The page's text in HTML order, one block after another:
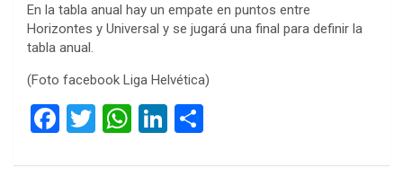
En la tabla anual hay un empate en puntos entre
Horizontes y Universal y se jugará una final para definir la
tabla anual.
(Foto facebook Liga Helvética)
F
ce
T
tt
W
at
Li
ke m